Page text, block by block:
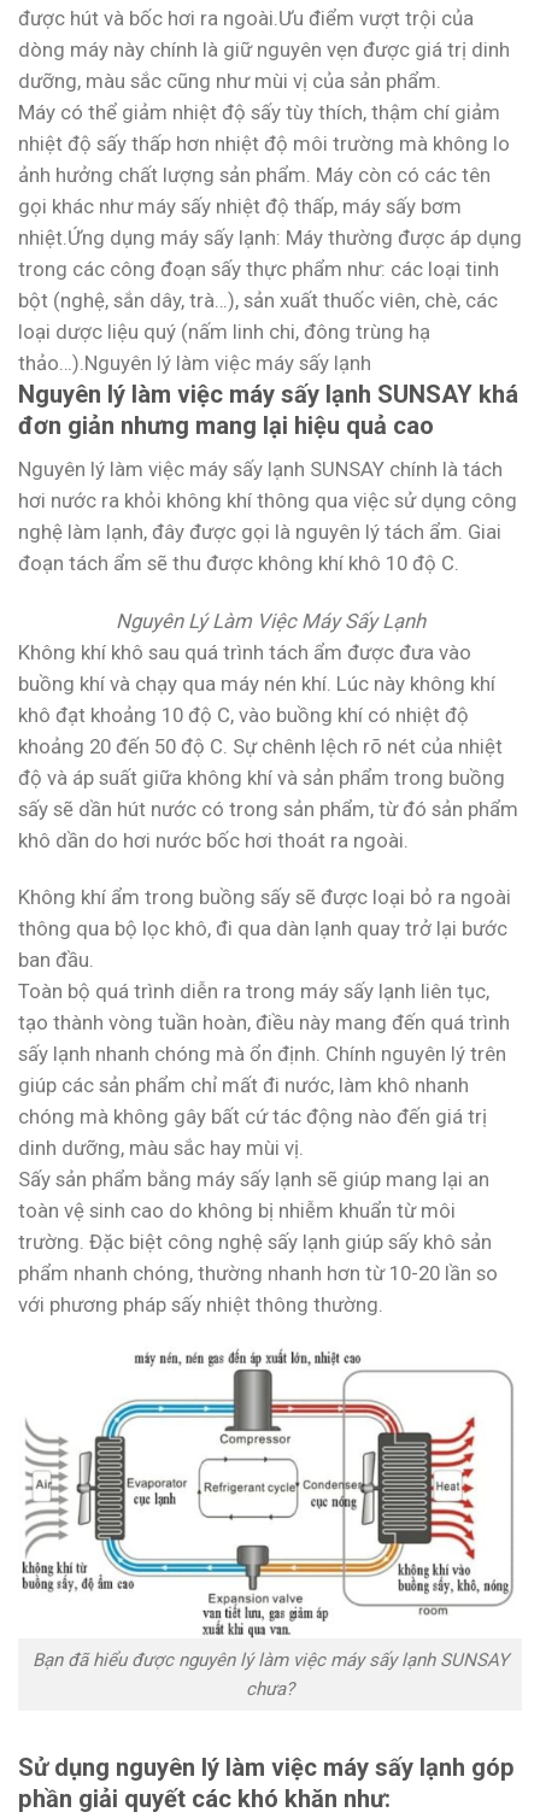
được hút và bốc hơi ra ngoài.Ưu điểm vượt trội của
dòng máy này chính là giữ nguyên vẹn được giá trị dinh
dưỡng, màu sắc cũng như mùi vị của sản phẩm.
Máy có thể giảm nhiệt độ sấy tùy thích, thậm chí giảm
nhiệt độ sấy thấp hơn nhiệt độ môi trường mà không lo
ảnh hưởng chất lượng sản phẩm. Máy còn có các tên
gọi khác như máy sấy nhiệt độ thấp, máy sấy bơm
nhiệt.Ứng dụng máy sấy lạnh: Máy thường được áp dụng
trong các công đoạn sấy thực phẩm như: các loại tinh
bột (nghệ, sắn dây, trà…), sản xuất thuốc viên, chè, các
loại dược liệu quý (nấm linh chi, đông trùng hạ
thảo…).Nguyên lý làm việc máy sấy lạnh
Nguyên lý làm việc máy sấy lạnh SUNSAY khá
đơn giản nhưng mang lại hiệu quả cao
Nguyên lý làm việc máy sấy lạnh SUNSAY chính là tách
hơi nước ra khỏi không khí thông qua việc sử dụng công
nghệ làm lạnh, đây được gọi là nguyên lý tách ẩm. Giai
đoạn tách ẩm sẽ thu được không khí khô 10 độ C.
Nguyên Lý Làm Việc Máy Sấy Lạnh
Không khí khô sau quá trình tách ẩm được đưa vào
buồng khí và chạy qua máy nén khí. Lúc này không khí
khô đạt khoảng 10 độ C, vào buồng khí có nhiệt độ
khoảng 20 đến 50 độ C. Sự chênh lệch rõ nét của nhiệt
độ và áp suất giữa không khí và sản phẩm trong buồng
sấy sẽ dần hút nước có trong sản phẩm, từ đó sản phẩm
khô dần do hơi nước bốc hơi thoát ra ngoài.
Không khí ẩm trong buồng sấy sẽ được loại bỏ ra ngoài
thông qua bộ lọc khô, đi qua dàn lạnh quay trở lại bước
ban đầu.
Toàn bộ quá trình diễn ra trong máy sấy lạnh liên tục,
tạo thành vòng tuần hoàn, điều này mang đến quá trình
sấy lạnh nhanh chóng mà ổn định. Chính nguyên lý trên
giúp các sản phẩm chỉ mất đi nước, làm khô nhanh
chóng mà không gây bất cứ tác động nào đến giá trị
dinh dưỡng, màu sắc hay mùi vị.
Sấy sản phẩm bằng máy sấy lạnh sẽ giúp mang lại an
toàn vệ sinh cao do không bị nhiễm khuẩn từ môi
trường. Đặc biệt công nghệ sấy lạnh giúp sấy khô sản
phẩm nhanh chóng, thường nhanh hơn từ 10-20 lần so
với phương pháp sấy nhiệt thông thường.
Bạn đã hiểu được nguyên lý làm việc máy sấy lạnh SUNSAY
chưa?
Sử dụng nguyên lý làm việc máy sấy lạnh góp
phần giải quyết các khó khăn như: